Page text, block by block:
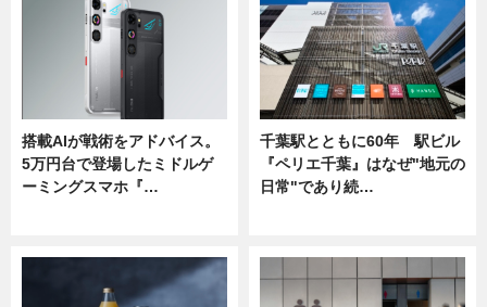
搭載AIが戦術をアドバイス。
5万円台で登場したミドルゲ
ーミングスマホ『…
千葉駅とともに60年 駅ビル
『ペリエ千葉』はなぜ"地元の
日常"であり続…